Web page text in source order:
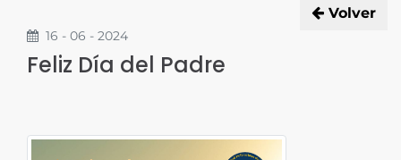
Volver
16 - 06 - 2024
Feliz Día del Padre